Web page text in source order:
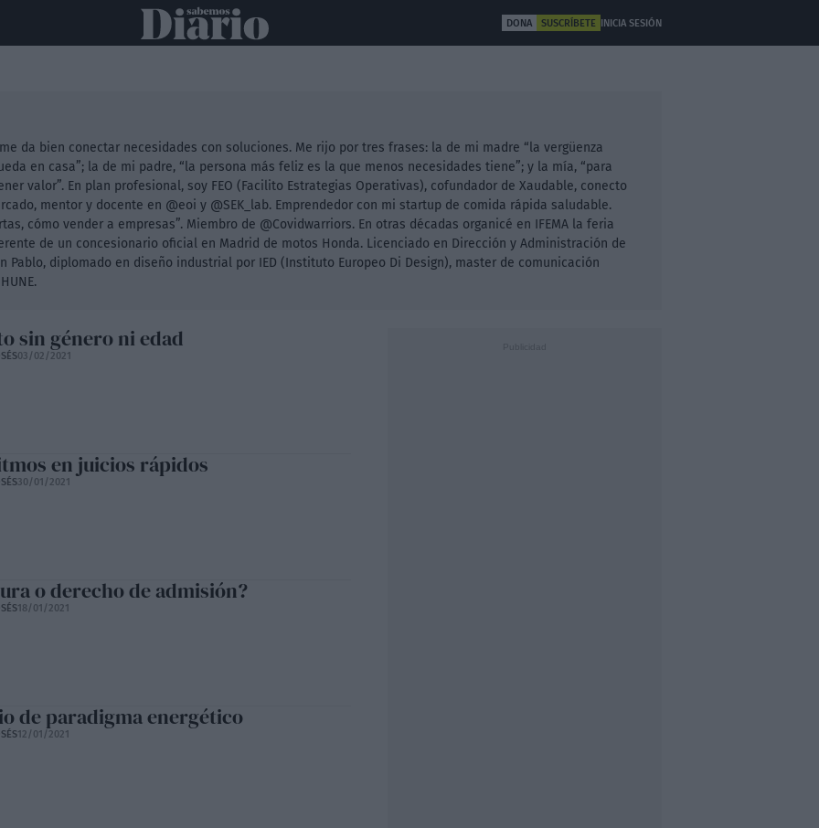
INTERNACIONAL POLÍTICA OPINIÓN ECONOMÍA CULTURA OTROS
DONA SUSCRÍBETE INICIA SESIÓN
da bien conectar necesidades con soluciones. Me rijo por tres frases: la de mi madre “la vergüenza
en casa”; la de mi padre, “la persona más feliz es la que menos necesidades tiene”; y la mía, “para
valor”. En plan profesional, soy FEO (Facilito Estrategias Operativas), cofundador de Xaudable, conecto
mentor y docente en @eoi y @SEK_lab. Emprendedor con mi startup de comida rápida saludable.
cómo vender a empresas”. Miembro de @Covidwarriors. En otras décadas organicé en IFEMA la feria
de un concesionario oficial en Madrid de motos Honda. Licenciado en Dirección y Administración de
Pablo, diplomado en diseño industrial por IED (Instituto Europeo Di Design), master de comunicación
sin género ni edad
03/02/2021
en juicios rápidos
30/01/2021
o derecho de admisión?
18/01/2021
de paradigma energético
12/01/2021